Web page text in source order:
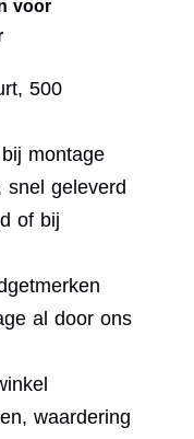
voor
500
montage
snel geleverd
of bij
al door ons
waardering